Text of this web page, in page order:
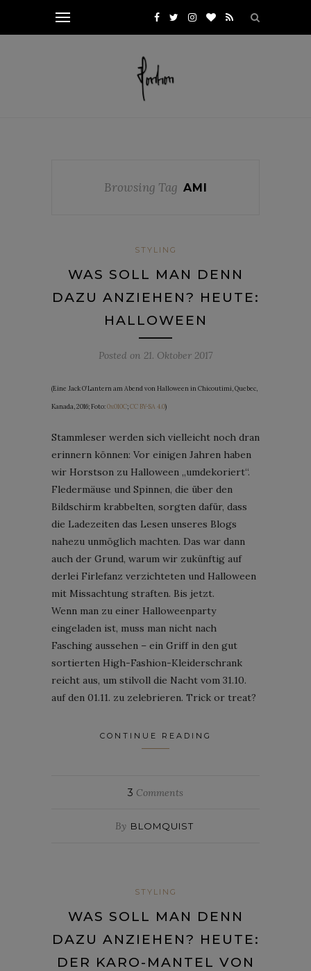
Browsing Tag AMI
STYLING
WAS SOLL MAN DENN
DAZU ANZIEHEN? HEUTE:
HALLOWEEN
Posted on 21. Oktober 2017
(Eine Jack O’Lantern am Abend von Halloween in Chicoutimi, Quebec,
Kanada, 2016; Foto:0x010C;CC BY-SA 4.0)
Stammleser werden sich vielleicht noch dran
erinnern können: Vor einigen Jahren haben
wir Horstson zu Halloween „umdekoriert“.
Fledermäuse und Spinnen, die über den
Bildschirm krabbelten, sorgten dafür, dass
die Ladezeiten das Lesen unseres Blogs
nahezu unmöglich machten. Das war dann
auch der Grund, warum wir zukünftig auf
derlei Firlefanz verzichteten und Halloween
mit Missachtung straften. Bis jetzt.
Wenn man zu einer Halloweenparty
eingeladen ist, muss man nicht nach
Fasching aussehen – ein Griff in den gut
sortierten High-Fashion-Kleiderschrank
reicht aus, um stilvoll die Nacht vom 31.10.
auf den 01.11. zu zelebrieren. Trick or treat?
CONTINUE READING
3 Comments
By BLOMQUIST
STYLING
WAS SOLL MAN DENN
DAZU ANZIEHEN? HEUTE:
DER KARO-MANTEL VON